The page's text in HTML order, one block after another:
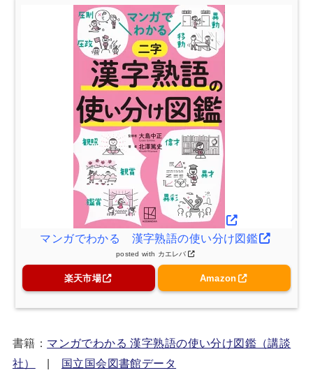
マンガでわかる 漢字熟語の使い分け図鑑
posted with カエレバ
楽天市場 Amazon
書籍： マンガでわかる 漢字熟語の使い分け図鑑（講談
社）
| 国立国会図書館データ